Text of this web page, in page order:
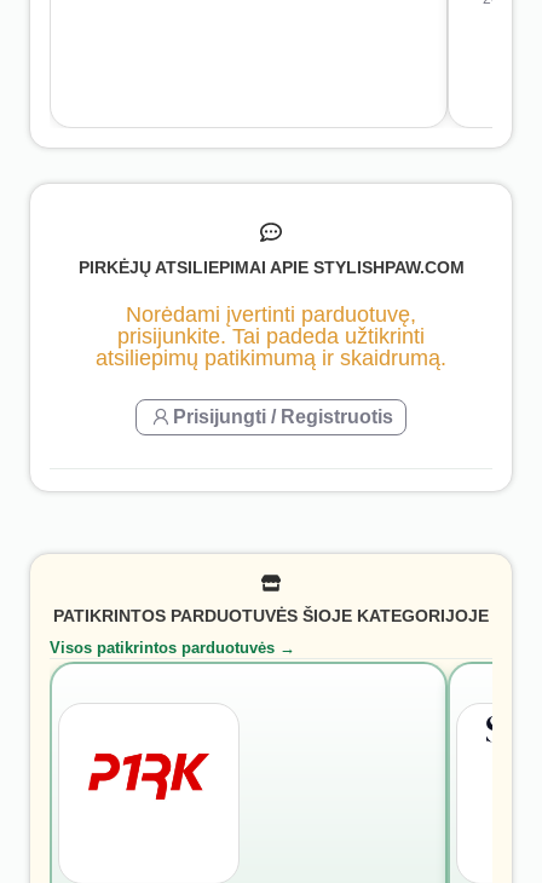
PIRKĖJŲ ATSILIEPIMAI APIE STYLISHPAW.COM
Norėdami įvertinti parduotuvę,
prisijunkite. Tai padeda užtikrinti
atsiliepimų patikimumą ir skaidrumą.
Prisijungti / Registruotis
PATIKRINTOS PARDUOTUVĖS ŠIOJE KATEGORIJOJE
Visos patikrintos parduotuvės →